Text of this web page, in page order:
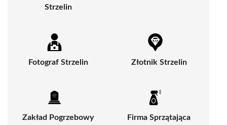
Strzelin
Fotograf Strzelin Złotnik Strzelin
Zakład Pogrzebowy
Firma Sprzątająca